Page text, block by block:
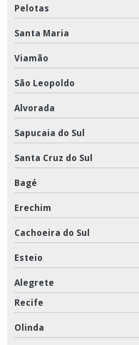
Pelotas
Santa Maria
Viamão
São Leopoldo
Alvorada
Sapucaia do Sul
Santa Cruz do Sul
Bagé
Erechim
Cachoeira do Sul
Esteio
Alegrete
Recife
Olinda